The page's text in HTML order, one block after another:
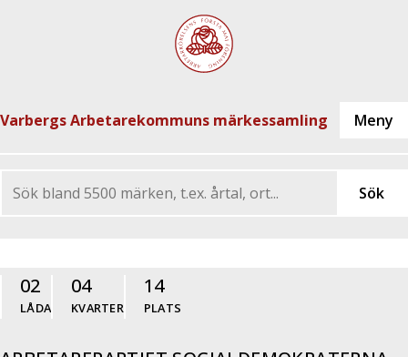
Varbergs Arbetarekommuns märkessamling
02
LÅDA
04
KVARTER
14
PLATS